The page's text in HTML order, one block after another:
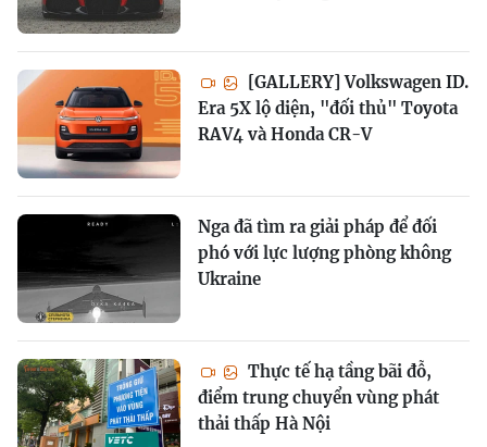
[GALLERY] Volkswagen ID.
Era 5X lộ diện, "đối thủ" Toyota
RAV4 và Honda CR-V
Nga đã tìm ra giải pháp để đối
phó với lực lượng phòng không
Ukraine
Thực tế hạ tầng bãi đỗ,
điểm trung chuyển vùng phát
thải thấp Hà Nội